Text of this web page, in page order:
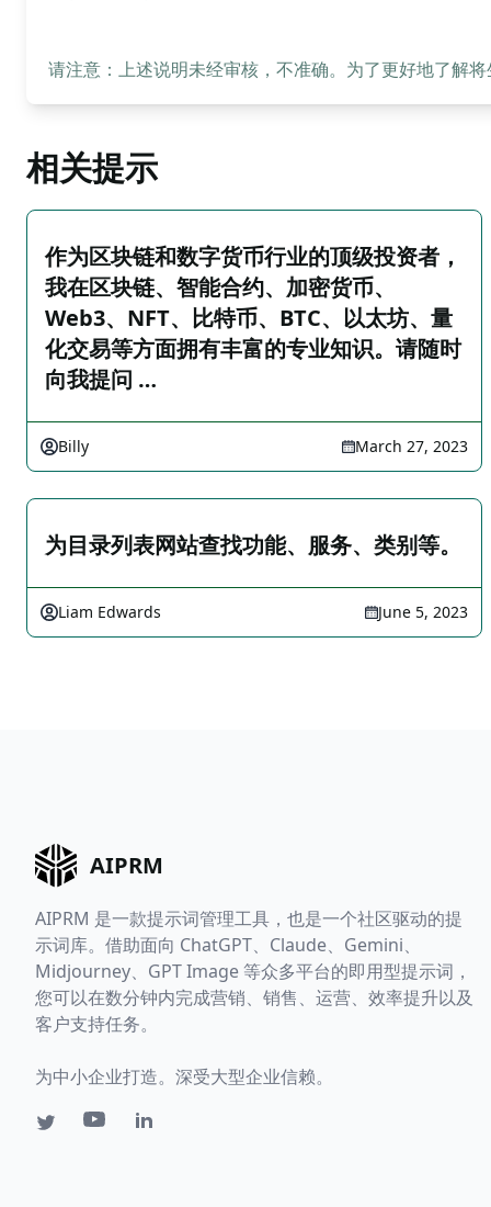
请注意：上述说明未经审核，不准确。为了更好地了解
相关提示
作为区块链和数字货币行业的顶级投资者，
我在区块链、智能合约、加密货币、
Web3、NFT、比特币、BTC、以太坊、量
化交易等方面拥有丰富的专业知识。请随时
向我提问 …
Billy March 27, 2023
为目录列表网站查找功能、服务、类别等。
Liam Edwards June 5, 2023
AIPRM
AIPRM 是一款提示词管理工具，也是一个社区驱动的提
示词库。借助面向 ChatGPT、Claude、Gemini、
Midjourney、GPT Image 等众多平台的即用型提示词，
您可以在数分钟内完成营销、销售、运营、效率提升以及
客户支持任务。
为中小企业打造。深受大型企业信赖。